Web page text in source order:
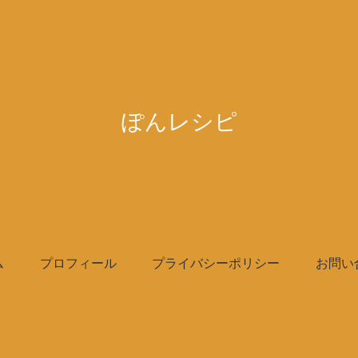
ぽんレシピ
プロフィール プライバシーポリシー お問い